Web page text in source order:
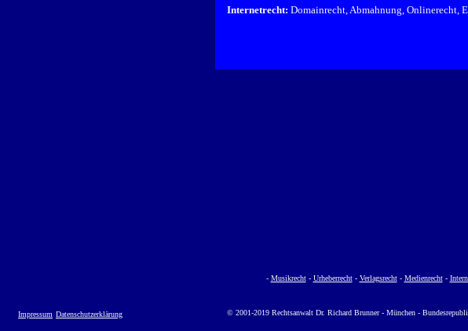
Internetrecht: Domainrecht, Abmahnung, Onlinerecht,
- Musikrecht- Urheberrecht- Verlagsrecht- Medienrecht-
Impressum Datenschutzerklärung © 2001-2019 Rechtsanwalt Dr. Richard Brunner - München -